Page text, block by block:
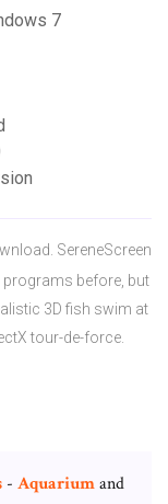
7
SereneScreen
programs before, but
3D fish swim at
tour-de-force.
- Aquariumand